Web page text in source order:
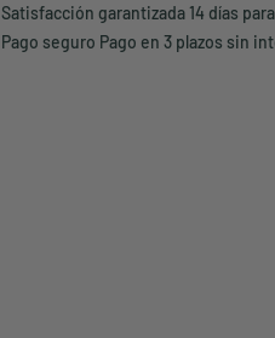
Satisfacción garantizada 14 días
Pago seguro Pago en 3 plazos sin